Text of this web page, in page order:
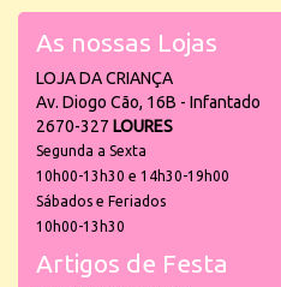
As nossas Lojas
LOJA DA CRIANÇA
Av. Diogo Cão, 16B - Infantado
2670-327 LOURES
Segunda a Sexta
10h00-13h30 e 14h30-19h00
Sábados e Feriados
10h00-13h30
Artigos de Festa